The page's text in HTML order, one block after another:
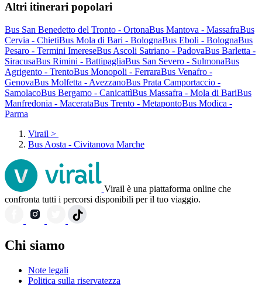
Altri itinerari popolari
Bus San Benedetto del Tronto - OrtonaBus Mantova - MassafraBus
Cervia - ChietiBus Mola di Bari - BolognaBus Eboli - BolognaBus
Pesaro - Termini ImereseBus Ascoli Satriano - PadovaBus Barletta -
SiracusaBus Rimini - BattipagliaBus San Severo - SulmonaBus
Agrigento - TrentoBus Monopoli - FerraraBus Venafro -
GenovaBus Molfetta - AvezzanoBus Prata Camportaccio -
SamolacoBus Bergamo - CanicattìBus Massafra - Mola di BariBus
Manfredonia - MacerataBus Trento - MetapontoBus Modica -
Parma
Virail >
Bus Aosta - Civitanova Marche
Virail è una piattaforma online che
confronta tutti i percorsi disponibili per il tuo viaggio.
Chi siamo
Note legali
Politica sulla riservatezza